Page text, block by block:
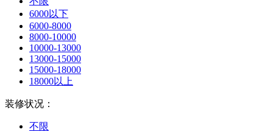
6000以下
6000-8000
8000-10000
10000-13000
13000-15000
15000-18000
18000以上
装修状况：
不限